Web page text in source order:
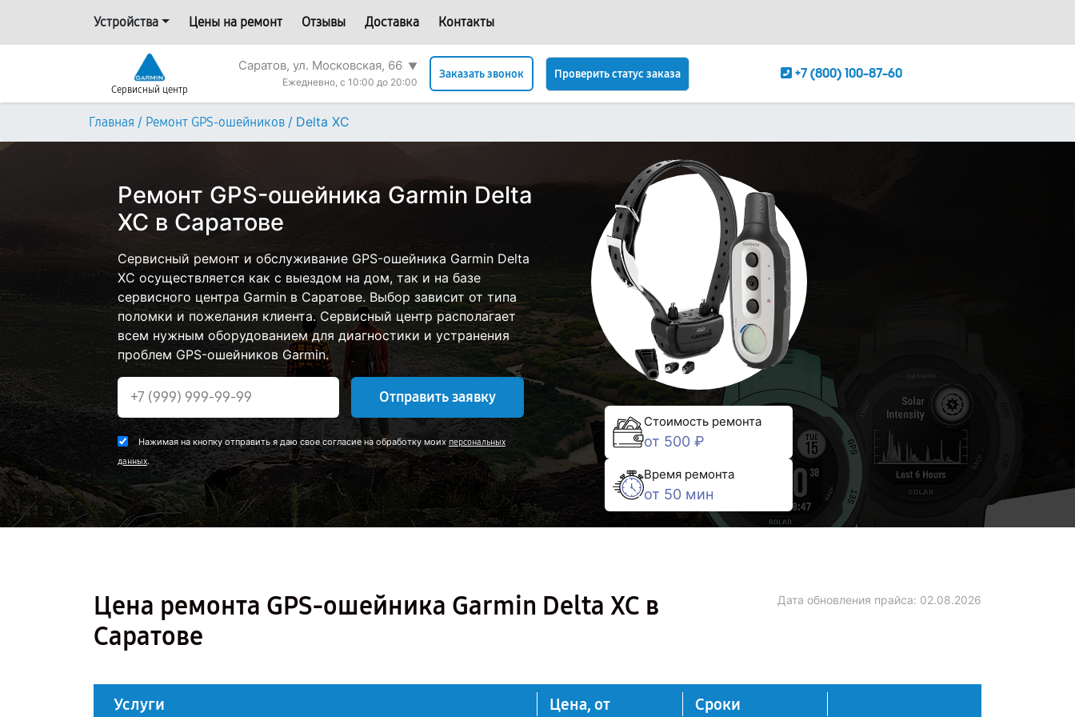
Устройства Цены на ремонт Отзывы Доставка Контакты
Сервисный центр
Саратов, ул. Московская, 66 ▼
Ежедневно, с 10:00 до 20:00
Заказать звонок Проверить статус заказа +7 (800) 100-87-60
Главная / Ремонт GPS-ошейников / Delta XC
Ремонт GPS-ошейника Garmin Delta
XC в Саратове
Сервисный ремонт и обслуживание GPS-ошейника Garmin Delta
XC осуществляется как с выездом на дом, так и на базе
сервисного центра Garmin в Саратове. Выбор зависит от типа
поломки и пожелания клиента. Сервисный центр располагает
всем нужным оборудованием для диагностики и устранения
проблем GPS-ошейников Garmin.
Отправить заявку
Нажимая на кнопку отправить я даю свое согласие на обработку моих персональных
данных.
Стоимость ремонта
от 500 ₽
Время ремонта
от 50 мин
Цена ремонта GPS-ошейника Garmin Delta XC в
Саратове
Дата обновления прайса: 02.08.2026
Услуги Цена, от Сроки